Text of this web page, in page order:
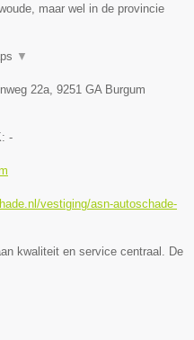
maar wel in de provincie
▼
22a 9251 GA Burgum
-
vestiging/asn-autoschade-
kwaliteit en service centraal. De